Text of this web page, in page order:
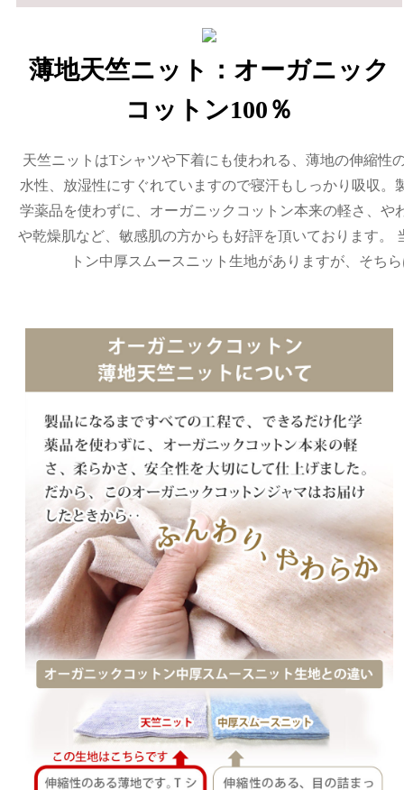
薄地天竺ニット：オーガニック
コットン100％
天竺ニットはTシャツや下着にも使われる、薄地の伸縮性
水性、放湿性にすぐれていますので寝汗もしっかり吸収
学薬品を使わずに、オーガニックコットン本来の軽さ、
や乾燥肌など、敏感肌の方からも好評を頂いております。
トン中厚スムースニット生地がありますが、そち